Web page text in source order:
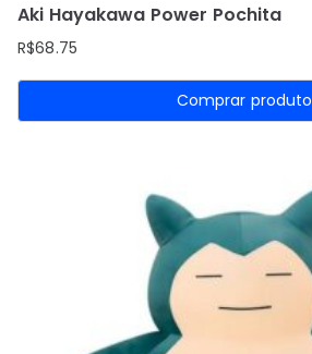
Aki Hayakawa Power Pochita
R$68.75
Comprar produto